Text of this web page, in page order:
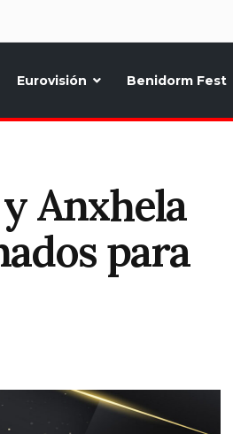
Eurovisión Benidorm Fest
Anxhela
para